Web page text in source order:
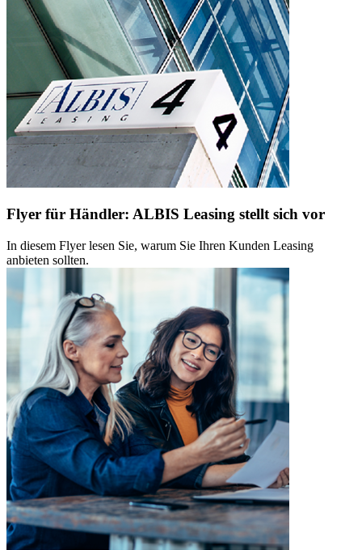
Flyer für Händler: ALBIS Leasing stellt sich vor
In diesem Flyer lesen Sie, warum Sie Ihren Kunden Leasing
anbieten sollten.